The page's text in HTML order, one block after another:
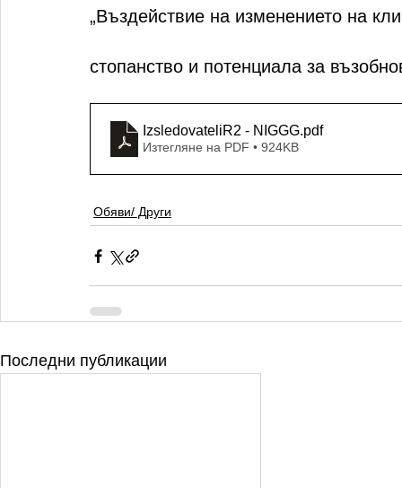
„Въздействие на изменението на
стопанство и потенциала за
IzsledovateliR2 - NIGGG.pdf
Изтегляне на PDF • 924KB
Обяви/ Други
Последни публикации